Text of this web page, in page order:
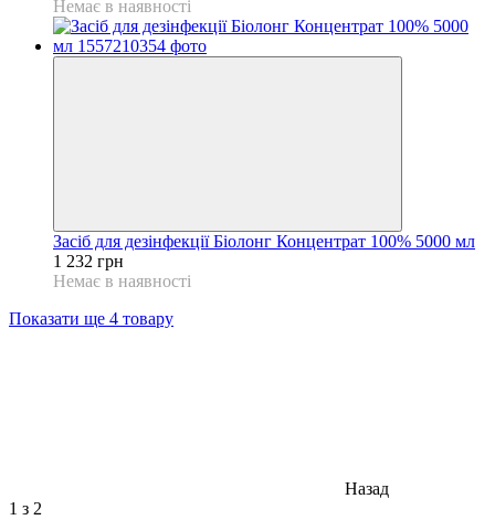
Немає в наявності
Засіб для дезінфекції Біолонг Концентрат 100% 5000 мл
1 232 грн
Немає в наявності
Показати ще 4 товару
Назад
1 з 2